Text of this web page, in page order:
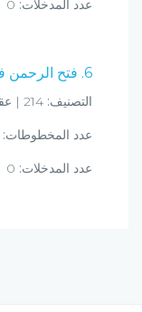
عدد المدخلات:
6. فتح الرحمن في اختصار عقيدة ابن حمدان
التصنيف:
عدد المخطوطات:
عدد المدخلات: